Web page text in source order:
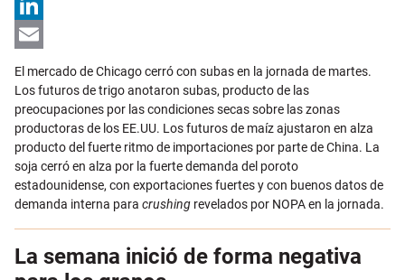
X
LinkedIn
Email
El mercado de Chicago cerró con subas en la jornada de martes.
Los futuros de trigo anotaron subas, producto de las
preocupaciones por las condiciones secas sobre las zonas
productoras de los EE.UU. Los futuros de maíz ajustaron en alza
producto del fuerte ritmo de importaciones por parte de China. La
soja cerró en alza por la fuerte demanda del poroto
estadounidense, con exportaciones fuertes y con buenos datos de
demanda interna para crushing revelados por NOPA en la jornada.
La semana inició de forma negativa